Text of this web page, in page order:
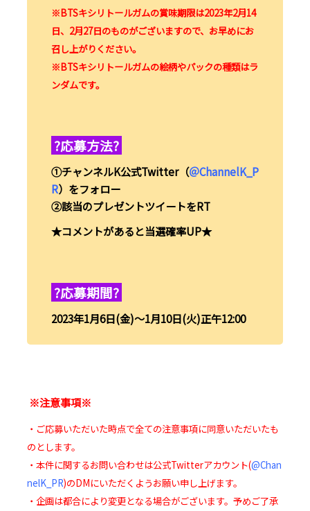
※BTSキシリトールガムの賞味期限は2023年2月14
日、2月27日のものがございますので、お早めにお
召し上がりください。
※BTSキシリトールガムの絵柄やパックの種類はラ
ンダムです。
?応募方法?
①チャンネルK公式Twitter（＠ChannelK_P
R）をフォロー
②該当のプレゼントツイートをRT
★コメントがあると当選確率UP★
?応募期間?
2023年1月6日(金)～1月10日(火)正午12:00
※注意事項※
・ご応募いただいた時点で全ての注意事項に同意いただいたも
のとします。
・本件に関するお問い合わせは公式Twitterアカウント(@Chan
nelK_PR)のDMにいただくようお願い申し上げます。
・企画は都合により変更となる場合がございます。予めご了承